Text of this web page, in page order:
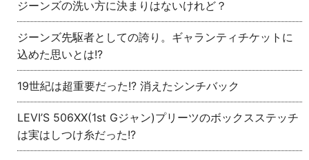
ジーンズの洗い方に決まりはないけれど？
ジーンズ先駆者としての誇り。ギャランティチケットに
込めた思いとは!?
19世紀は超重要だった!? 消えたシンチバック
LEVI’S 506XX(1st Gジャン)プリーツのボックスステッチ
は実はしつけ糸だった!?